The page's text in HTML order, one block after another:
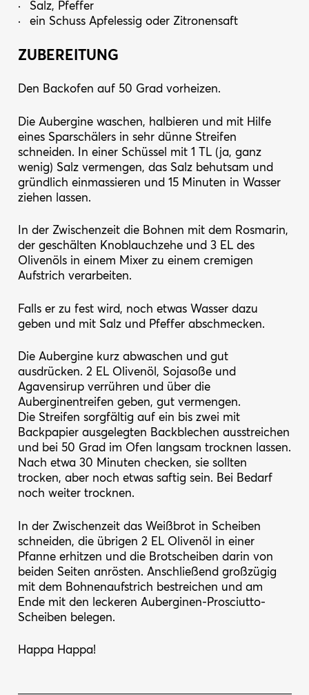
Salz, Pfeffer
ein Schuss Apfelessig oder Zitronensaft
ZUBEREITUNG
Den Backofen auf 50 Grad vorheizen.
Die Aubergine waschen, halbieren und mit Hilfe
eines Sparschälers in sehr dünne Streifen
schneiden. In einer Schüssel mit 1 TL (ja, ganz
wenig) Salz vermengen, das Salz behutsam und
gründlich einmassieren und 15 Minuten in Wasser
ziehen lassen.
In der Zwischenzeit die Bohnen mit dem Rosmarin,
der geschälten Knoblauchzehe und 3 EL des
Olivenöls in einem Mixer zu einem cremigen
Aufstrich verarbeiten.
Falls er zu fest wird, noch etwas Wasser dazu
geben und mit Salz und Pfeffer abschmecken.
Die Aubergine kurz abwaschen und gut
ausdrücken. 2 EL Olivenöl, Sojasoße und
Agavensirup verrühren und über die
Auberginentreifen geben, gut vermengen.
Die Streifen sorgfältig auf ein bis zwei mit
Backpapier ausgelegten Backblechen ausstreichen
und bei 50 Grad im Ofen langsam trocknen lassen.
Nach etwa 30 Minuten checken, sie sollten
trocken, aber noch etwas saftig sein. Bei Bedarf
noch weiter trocknen.
In der Zwischenzeit das Weißbrot in Scheiben
schneiden, die übrigen 2 EL Olivenöl in einer
Pfanne erhitzen und die Brotscheiben darin von
beiden Seiten anrösten. Anschließend großzügig
mit dem Bohnenaufstrich bestreichen und am
Ende mit den leckeren Auberginen-Prosciutto-
Scheiben belegen.
Happa Happa!